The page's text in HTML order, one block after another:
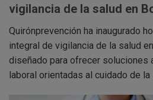
vigilancia de la salud en
Quirónprevención ha inaugurado
integral de vigilancia de la salud
diseñado para ofrecer soluciones
laboral orientadas al cuidado de la